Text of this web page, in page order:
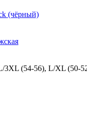
(чёрный)
3XL (54-56), L/XL (50-